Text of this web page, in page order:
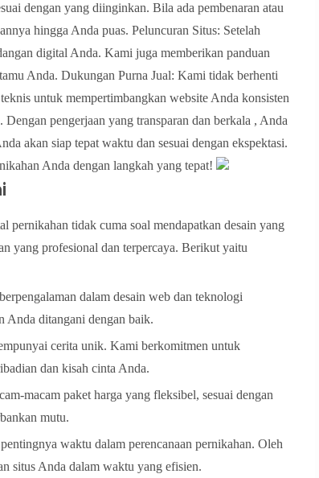
dengan yang diinginkan. Bila ada pembenaran atau
hingga Anda puas. Peluncuran Situs: Setelah
digital Anda. Kami juga memberikan panduan
Anda. Dukungan Purna Jual: Kami tidak berhenti
untuk mempertimbangkan website Anda konsisten
pengerjaan yang transparan dan berkala , Anda
akan siap tepat waktu dan sesuai dengan ekspektasi.
Anda dengan langkah yang tepat!
pernikahan tidak cuma soal mendapatkan desain yang
yang profesional dan terpercaya. Berikut yaitu
dalam desain web dan teknologi
Anda ditangani dengan baik.
cerita unik. Kami berkomitmen untuk
dan kisah cinta Anda.
macam paket harga yang fleksibel, sesuai dengan
mutu.
waktu dalam perencanaan pernikahan. Oleh
situs Anda dalam waktu yang efisien.